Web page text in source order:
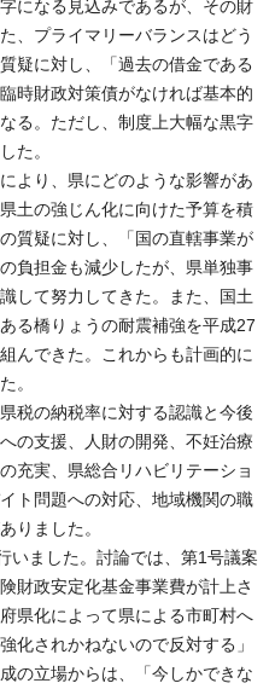
になる見込みであるが、その財
、プライマリーバランスはどう
疑に対し、「過去の借金である
時財政対策債がなければ基本的
る。ただし、制度上大幅な黒字
た。
より、県にどのような影響があ
土の強じん化に向けた予算を積
質疑に対し、「国の直轄事業が
負担金も減少したが、県単独事
して努力してきた。また、国土
る橋りょうの耐震補強を平成27
んできた。これからも計画的に
。
税の納税率に対する認識と今後
の支援、人財の開発、不妊治療
充実、県総合リハビリテーショ
ト問題への対応、地域機関の職
りました。
いました。討論では、第1号議案
財政安定化基金事業費が計上さ
県化によって県による市町村へ
化されかねないので反対する」
の立場からは、「今しかできな